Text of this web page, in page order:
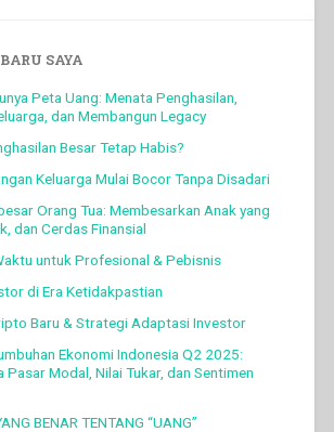
SAYA
Peta Uang: Menata Penghasilan,
dan Membangun Legacy
Besar Tetap Habis?
Keluarga Mulai Bocor Tanpa Disadari
Orang Tua: Membesarkan Anak yang
dan Cerdas Finansial
untuk Profesional & Pebisnis
di Era Ketidakpastian
Baru & Strategi Adaptasi Investor
Ekonomi Indonesia Q2 2025:
Pasar Modal, Nilai Tukar, dan Sentimen
BENAR TENTANG “UANG”